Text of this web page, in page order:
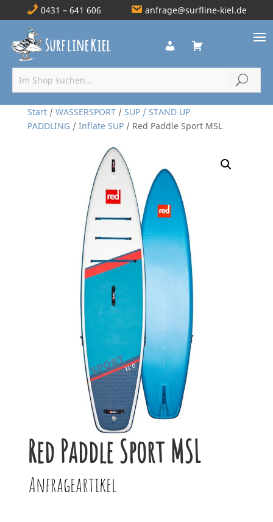
0431 – 641 606 anfrage@surfline-kiel.de
Start/ WASSERSPORT/ SUP / STAND UP
PADDLING/ Inflate SUP/ Red Paddle Sport MSL
Red Paddle Sport MSL
Anfrageartikel